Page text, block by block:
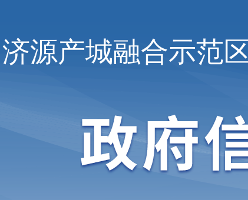
济源产城融合示范